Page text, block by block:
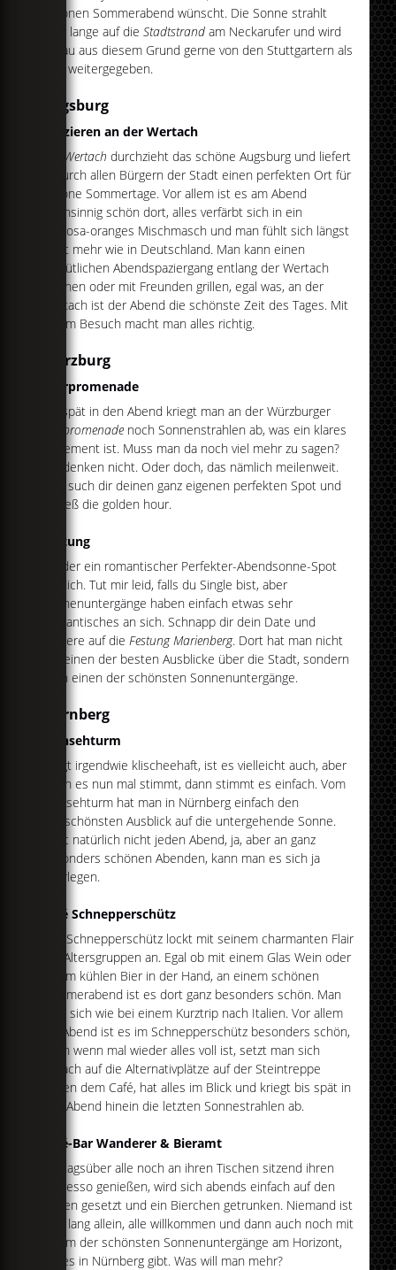
schönen Sommerabend wünscht. Die Sonne strahlt
sehr lange auf die Stadtstrand am Neckarufer und wird
genau aus diesem Grund gerne von den Stuttgartern als
Tipp weitergegeben.
Augsburg
Spazieren an der Wertach
Wertach durchzieht das schöne Augsburg und liefert
dadurch allen Bürgern der Stadt einen perfekten Ort für
schöne Sommertage. Vor allem ist es am Abend
wahnsinnig schön dort, alles verfärbt sich in ein
zartrosa-oranges Mischmasch und man fühlt sich längst
nicht mehr wie in Deutschland. Man kann einen
gemütlichen Abendspaziergang entlang der Wertach
machen oder mit Freunden grillen, egal was, an der
Wertach ist der Abend die schönste Zeit des Tages. Mit
einem Besuch macht man alles richtig.
Würzburg
Uferpromenade
Bis spät in den Abend kriegt man an der Würzburger
Uferpromenade noch Sonnenstrahlen ab, was ein klares
Statement ist. Muss man da noch viel mehr zu sagen?
Wir denken nicht. Oder doch, das nämlich meilenweit.
Also such dir deinen ganz eigenen perfekten Spot und
genieß die golden hour.
Festung
Wieder ein romantischer Perfekter-Abendsonne-Spot
für dich. Tut mir leid, falls du Single bist, aber
Sonnenuntergänge haben einfach etwas sehr
Romantisches an sich. Schnapp dir dein Date und
klettere auf die Festung Marienberg. Dort hat man nicht
nur einen der besten Ausblicke über die Stadt, sondern
auch einen der schönsten Sonnenuntergänge.
Nürnberg
Fernsehturm
Klingt irgendwie klischeehaft, ist es vielleicht auch, aber
wenn es nun mal stimmt, dann stimmt es einfach. Vom
Fernsehturm hat man in Nürnberg einfach den
allerschönsten Ausblick auf die untergehende Sonne.
Geht natürlich nicht jeden Abend, ja, aber an ganz
besonders schönen Abenden, kann man es sich ja
überlegen.
Café Schnepperschütz
Das Schnepperschütz lockt mit seinem charmanten Flair
alle Altersgruppen an. Egal ob mit einem Glas Wein oder
einem kühlen Bier in der Hand, an einem schönen
Sommerabend ist es dort ganz besonders schön. Man
fühlt sich wie bei einem Kurztrip nach Italien. Vor allem
am Abend ist es im Schnepperschütz besonders schön,
denn wenn mal wieder alles voll ist, setzt man sich
einfach auf die Alternativplätze auf der Steintreppe
neben dem Café, hat alles im Blick und kriegt bis spät in
den Abend hinein die letzten Sonnestrahlen ab.
Café-Bar Wanderer & Bieramt
Wo tagsüber alle noch an ihren Tischen sitzend ihren
Espresso genießen, wird sich abends einfach auf den
Boden gesetzt und ein Bierchen getrunken. Niemand ist
dort lang allein, alle willkommen und dann auch noch mit
einem der schönsten Sonnenuntergänge am Horizont,
die es in Nürnberg gibt. Was will man mehr?